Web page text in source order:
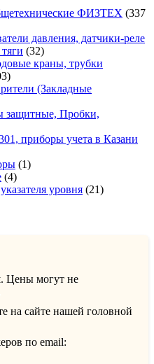
ФИЗТЕХ 337
давления, датчики-реле
3232
товара
краны, трубки
103
товара(Закладные
защитные, Пробки,
приборы учета в Казани
11
44
товара уровня 2121
Цены могут не
на сайте нашей головной
по email: